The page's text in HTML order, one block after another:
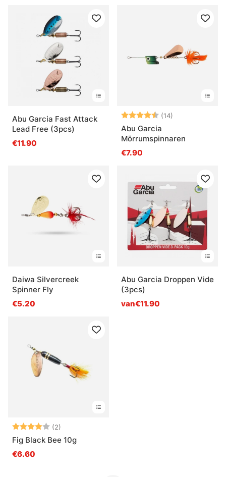
Abu Garcia Fast Attack
Lead Free (3pcs)
€11.90
Beoordeling:
(14)
Abu Garcia
Mörrumspinnaren
€7.90
Daiwa Silvercreek
Spinner Fly
€5.20
Abu Garcia Droppen Vide
(3pcs)
van€11.90
Beoordeling:
(2)
Fig Black Bee 10g
€6.60